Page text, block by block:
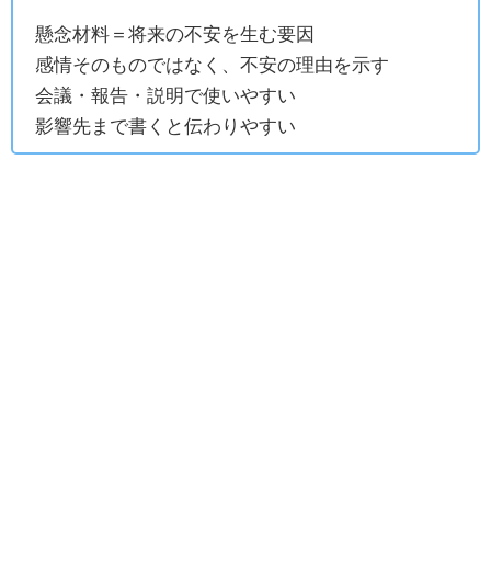
懸念材料＝将来の不安を生む要因
感情そのものではなく、不安の理由を示す
会議・報告・説明で使いやすい
影響先まで書くと伝わりやすい